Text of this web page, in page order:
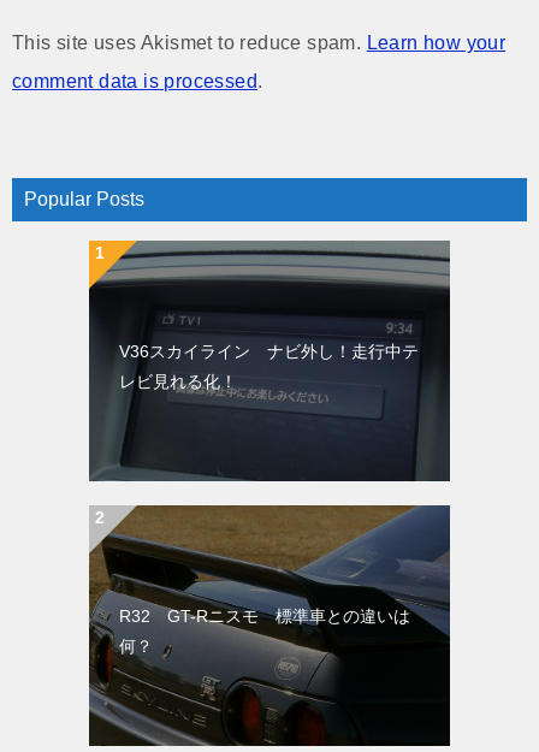
This site uses Akismet to reduce spam. Learn how your
comment data is processed.
Popular Posts
V36スカイライン ナビ外し！走行中テ
レビ見れる化！
R32 GT-Rニスモ 標準車との違いは
何？